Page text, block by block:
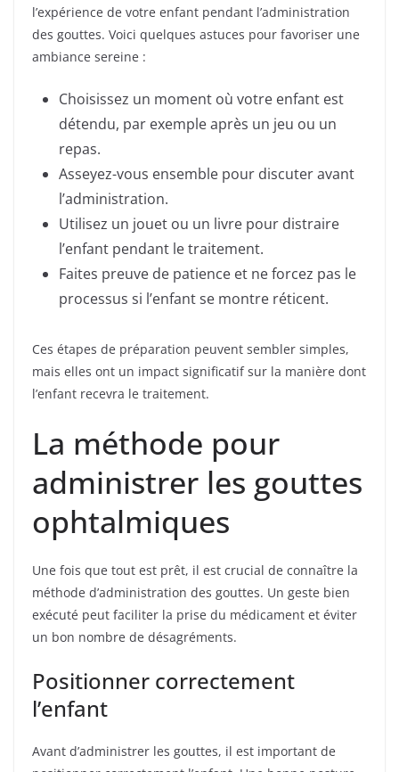
l’expérience de votre enfant pendant l’administration
des gouttes. Voici quelques astuces pour favoriser une
ambiance sereine :
Choisissez un moment où votre enfant est
détendu, par exemple après un jeu ou un
repas.
Asseyez-vous ensemble pour discuter avant
l’administration.
Utilisez un jouet ou un livre pour distraire
l’enfant pendant le traitement.
Faites preuve de patience et ne forcez pas le
processus si l’enfant se montre réticent.
Ces étapes de préparation peuvent sembler simples,
mais elles ont un impact significatif sur la manière dont
l’enfant recevra le traitement.
La méthode pour
administrer les gouttes
ophtalmiques
Une fois que tout est prêt, il est crucial de connaître la
méthode d’administration des gouttes. Un geste bien
exécuté peut faciliter la prise du médicament et éviter
un bon nombre de désagréments.
Positionner correctement
l’enfant
Avant d’administrer les gouttes, il est important de